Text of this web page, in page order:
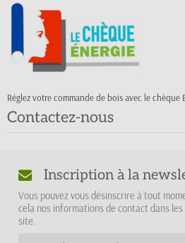
Réglez votre commande de bois avec le chèque
Contactez-nous
Inscription à la
Vous pouvez vous désinscrire à tout
cela nos informations de contact dans
site.